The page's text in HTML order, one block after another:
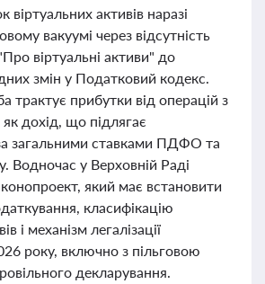
віртуальних активів наразі
вакуумі через відсутність
віртуальні активи" до
змін у Податковий кодекс.
трактує прибутки від операцій з
дохід, що підлягає
загальними ставками ПДФО та
Водночас у Верховній Раді
який має встановити
класифікацію
і механізм легалізації
року, включно з пільговою
декларування.